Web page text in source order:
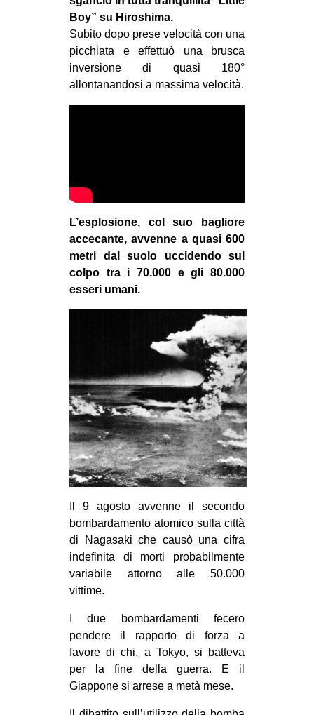
Boy” su Hiroshima.
Subito dopo prese velocità con una
picchiata e effettuò una brusca
inversione di quasi 180°
allontanandosi a massima velocità.
L’esplosione, col suo bagliore
accecante, avvenne a quasi 600
metri dal suolo uccidendo sul
colpo tra i 70.000 e gli 80.000
esseri umani.
Il 9 agosto avvenne il secondo
bombardamento atomico sulla città
di Nagasaki che causò una cifra
indefinita di morti probabilmente
variabile attorno alle 50.000
vittime.
I due bombardamenti fecero
pendere il rapporto di forza a
favore di chi, a Tokyo, si batteva
per la fine della guerra. E il
Giappone si arrese a metà mese.